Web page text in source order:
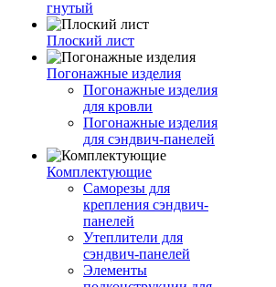
гнутый
Плоский лист
Погонажные изделия
Погонажные изделия
для кровли
Погонажные изделия
для сэндвич-панелей
Комплектующие
Саморезы для
крепления сэндвич-
панелей
Утеплители для
сэндвич-панелей
Элементы